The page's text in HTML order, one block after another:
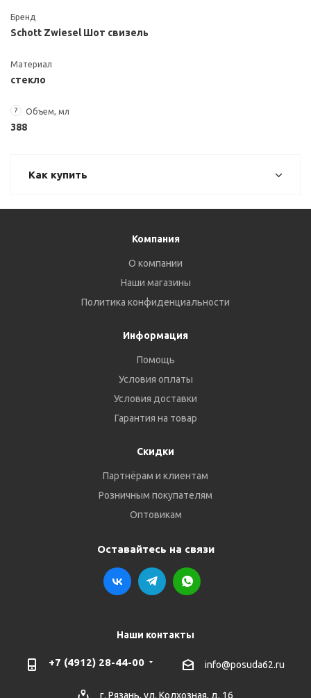
Бренд
Schott Zwiesel Шот свизель
Материал
стекло
? Объем, мл
388
Как купить
Компания
О компании
Наши магазины
Политика конфиденциальности
Информация
Помощь
Условия оплаты
Условия доставки
Гарантия на товар
Скидки
Партнёрам и клиентам
Розничным покупателям
Оптовикам
Оставайтесь на связи
Наши контакты
+7 (4912) 28-44-00 info@posuda62.ru
г. Рязань, ул. Колхозная, д. 16